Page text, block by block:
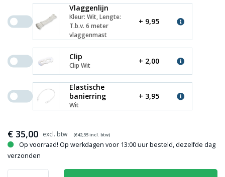
Vlaggenlijn
Kleur: Wit, Lengte:
T.b.v. 6 meter
vlaggenmast
+ 9,95
Clip
Clip Wit + 2,00
Elastische
banierring
Wit
+ 3,95
€ 35,00 (€42,35incl. btw)
Op voorraad! Op werkdagen voor 13:00 uur besteld, dezelfde dag
verzonden